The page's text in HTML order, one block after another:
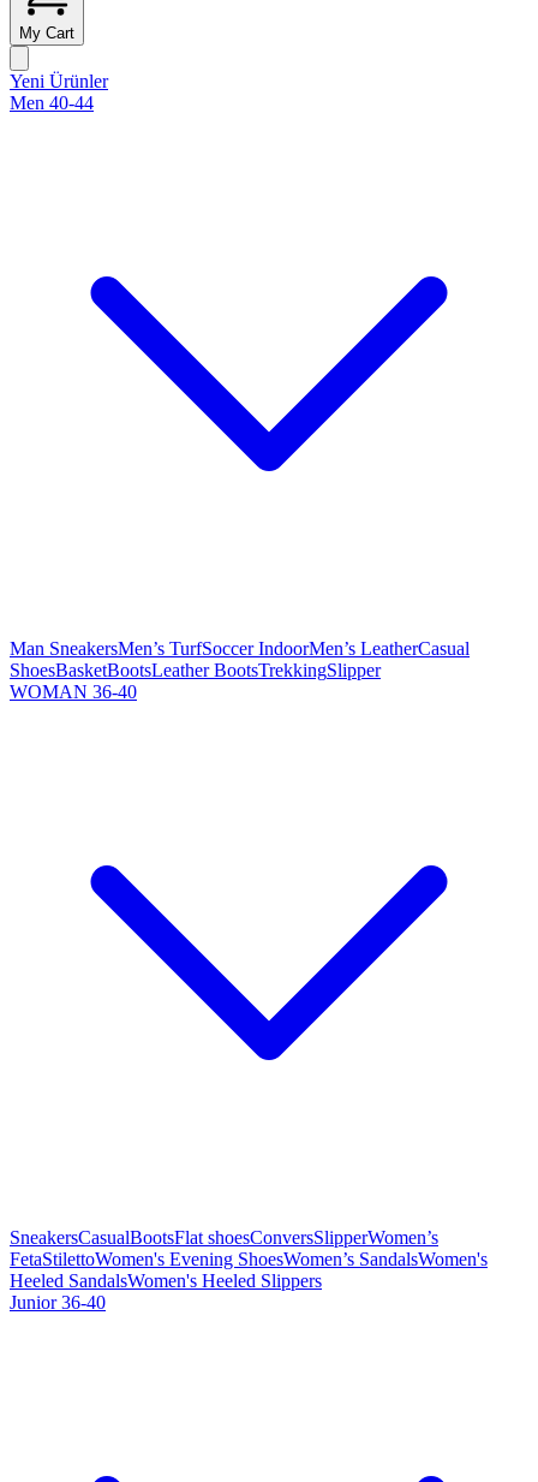
My Cart
Yeni Ürünler
Men 40-44
Man SneakersMen’s TurfSoccer IndoorMen’s LeatherCasual
ShoesBasketBootsLeather BootsTrekkingSlipper
WOMAN 36-40
SneakersCasualBootsFlat shoesConversSlipperWomen’s
FetaStilettoWomen's Evening ShoesWomen’s SandalsWomen's
Heeled SandalsWomen's Heeled Slippers
Junior 36-40